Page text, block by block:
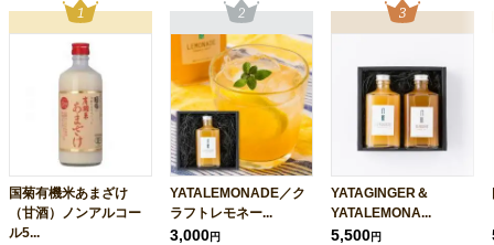
国菊有機米あまざけ
（甘酒）ノンアルコー
ル5...
YATALEMONADE／ク
ラフトレモネー...
3,000円
YATAGINGER＆
YATALEMONA...
5,500円